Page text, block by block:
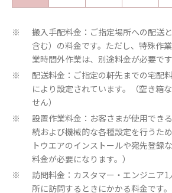
※
搬入手配料金：ご指定場所への配送
含む）の料金です。ただし、特殊作
業時間外作業は、別途料金が必要です
※
配送料金：ご指定の軒先までの宅配
により設定されています。（空き箱
せん）
※
設置作業料金：お客さまが使用でき
続および機械的な各種設定を行うた
トウエアのインストールや宛先登録
料金が必要になります。）
※
訪問料金：カスタマー・エンジニア
所に訪問するときにかかる料金です